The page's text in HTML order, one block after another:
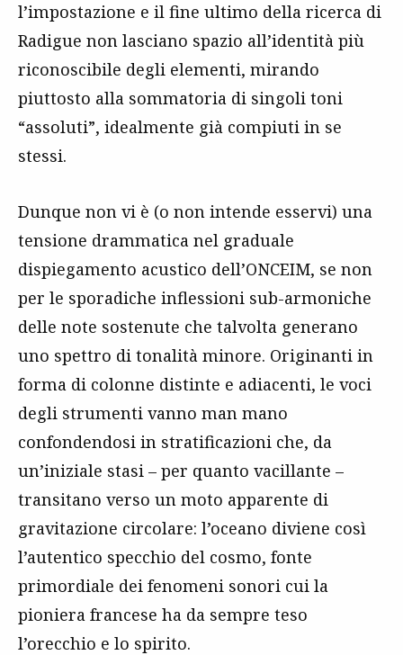
l’impostazione e il fine ultimo della ricerca di
Radigue non lasciano spazio all’identità più
riconoscibile degli elementi, mirando
piuttosto alla sommatoria di singoli toni
“assoluti”, idealmente già compiuti in se
stessi.
Dunque non vi è (o non intende esservi) una
tensione drammatica nel graduale
dispiegamento acustico dell’ONCEIM, se non
per le sporadiche inflessioni sub-armoniche
delle note sostenute che talvolta generano
uno spettro di tonalità minore. Originanti in
forma di colonne distinte e adiacenti, le voci
degli strumenti vanno man mano
confondendosi in stratificazioni che, da
un’iniziale stasi – per quanto vacillante –
transitano verso un moto apparente di
gravitazione circolare: l’oceano diviene così
l’autentico specchio del cosmo, fonte
primordiale dei fenomeni sonori cui la
pioniera francese ha da sempre teso
l’orecchio e lo spirito.